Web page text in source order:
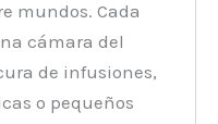
mundos. Cada
cámara del
de infusiones,
o pequeños